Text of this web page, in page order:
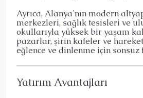
Ayrıca, Alanya’nın modern
merkezleri, sağlık tesisleri ve
okullarıyla yüksek bir yaşam
pazarlar, şirin kafeler ve
eğlence ve dinlenme için sonsuz
Yatırım Avantajları